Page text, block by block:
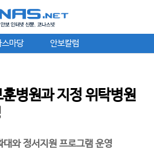
스마당 안보칼럼
병원과 지정 위탁병원
와 정서지원 프로그램 운영